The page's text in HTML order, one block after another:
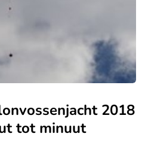
2018
tot minuut